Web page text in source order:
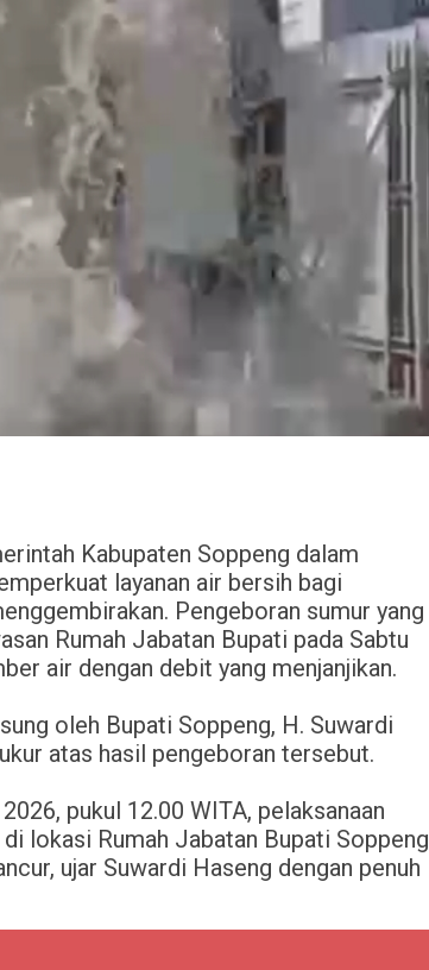
Kabupaten Soppeng dalam
layanan air bersih bagi
Pengeboran sumur yang
Rumah Jabatan Bupati pada Sabtu
air dengan debit yang menjanjikan.
oleh Bupati Soppeng, H. Suwardi
atas hasil pengeboran tersebut.
pukul 12.00 WITA, pelaksanaan
lokasi Rumah Jabatan Bupati Soppeng
ujar Suwardi Haseng dengan penuh